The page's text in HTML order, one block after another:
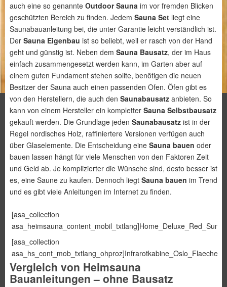
auch eine so genannte Outdoor Saunaim vor fremden Blicken
geschützten Bereich zu finden. Jedem Sauna Setliegt eine
Saunabauanleitung bei, die unter Garantie leicht verständlich ist.
Der Sauna Eigenbau ist so beliebt, weil er rasch von der Hand
geht und günstig ist. Neben dem Sauna Bausatz, der im Haus
einfach zusammengesetzt werden kann, im Garten aber auf
einem guten Fundament stehen sollte, benötigen die neuen
Besitzer der Sauna auch einen passenden Ofen. Öfen gibt es
von den Herstellern, die auch den Saunabausatzanbieten. So
kann von einem Hersteller ein kompletter Sauna Selbstbausatz
gekauft werden. Die Grundlage jeden Saunabausatzist in der
Regel nordisches Holz, raffiniertere Versionen verfügen auch
über Glaselemente. Die Entscheidung eine Sauna bauen oder
bauen lassen hängt für viele Menschen von den Faktoren Zeit
und Geld ab. Je komplizierter die Wünsche sind, desto besser ist
es, eine Saune zu kaufen. Dennoch liegt Sauna bauen im Trend
und es gibt viele Anleitungen im Internet zu finden.
[asa_collection
[asa_collection
Vergleich von Heimsauna
Bauanleitungen – ohne Bausatz